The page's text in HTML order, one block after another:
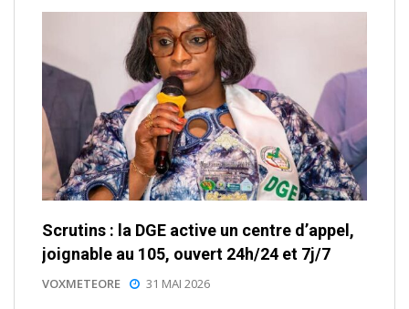
Scrutins : la DGE active un centre d’appel,
joignable au 105, ouvert 24h/24 et 7j/7
VOXMETEORE 31 MAI 2026